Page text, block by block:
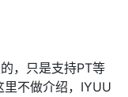
，只是支持PT等
不做介绍，IYUU